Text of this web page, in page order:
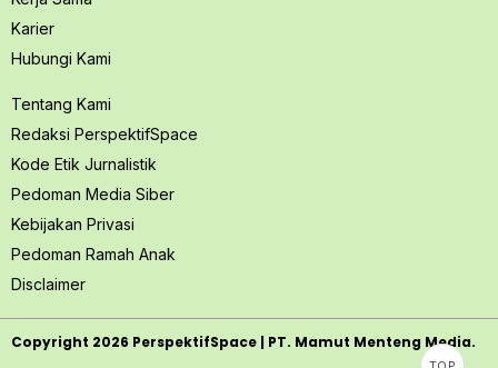
Karier
Hubungi Kami
Tentang Kami
Redaksi PerspektifSpace
Kode Etik Jurnalistik
Pedoman Media Siber
Kebijakan Privasi
Pedoman Ramah Anak
Disclaimer
Copyright 2026 PerspektifSpace | PT. Mamut Menteng Media.